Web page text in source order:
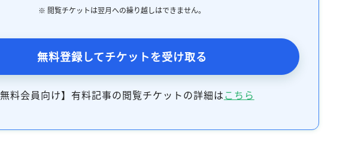
※ 閲覧チケットは翌月への繰り越しはできません。
無料登録してチケットを受け取る
無料会員向け】有料記事の閲覧チケットの詳細はこちら